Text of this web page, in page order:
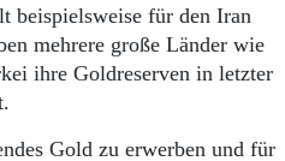
beispielsweise für den Iran
mehrere große Länder wie
ihre Goldreserven in letzter
Gold zu erwerben und für